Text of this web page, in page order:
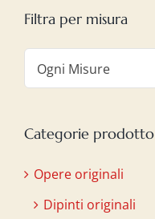
Filtra per misura
Ogni Misure
Categorie prodotto
Opere originali
Dipinti originali